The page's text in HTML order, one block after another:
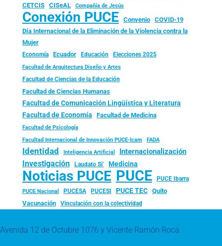
CETCIS CISeAL Compañía de Jesús
Conexión PUCE Convenio
COVID-19
Día Internacional de la Eliminación de la Violencia contra la
Mujer
Economía Ecuador Educación Elecciones 2025
Facultad de Arquitectura Diseño y Artes
Facultad de Ciencias de la Educación
Facultad de Ciencias Humanas
Facultad de Comunicación Lingüística y Literatura
Facultad de Economía Facultad de Medicina
Facultad de Psicología
Facultad Internacional de Innovación PUCE-Icam FADA
Identidad Inteligencia Artificial Internacionalización
Investigación Laudato Si’ Medicina
Noticias PUCE PUCE PUCE Ibarra
PUCE Nacional PUCESA PUCESI PUCE TEC
Quito
Vacunación
Vinculación con la colectividad
Avenida 12 de Octubre 1076 y Vicente Ramón Roca